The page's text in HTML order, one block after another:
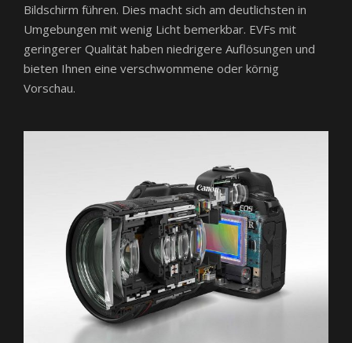
Bildschirm führen. Dies macht sich am deutlichsten in
Umgebungen mit wenig Licht bemerkbar. EVFs mit
geringerer Qualität haben niedrigere Auflösungen und
bieten Ihnen eine verschwommene oder körnig
Vorschau.